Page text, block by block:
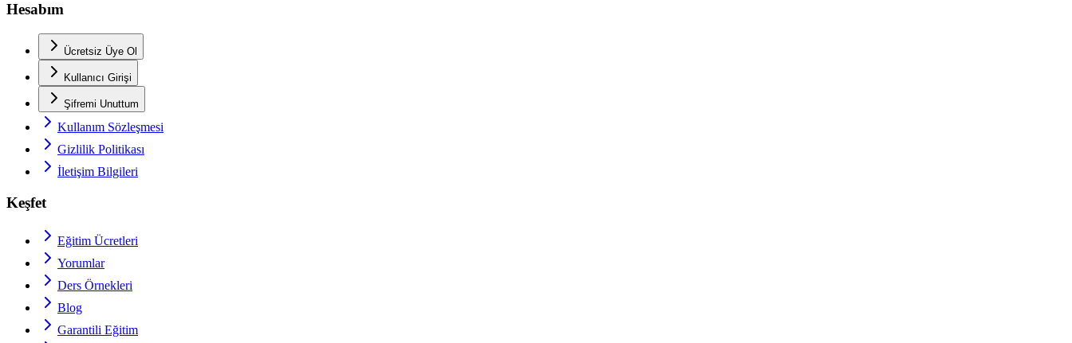
Hesabım
Ücretsiz Üye Ol
Kullanıcı Girişi
Şifremi Unuttum
Kullanım Sözleşmesi
Gizlilik Politikası
İletişim Bilgileri
Keşfet
Eğitim Ücretleri
Yorumlar
Ders Örnekleri
Blog
Garantili Eğitim